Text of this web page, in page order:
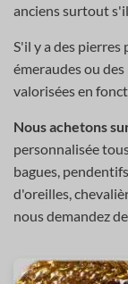
anciens surtout
S'il y a des pierres
émeraudes ou
valorisées en
Nous achetons
personnalisée
bagues,
d'oreilles,
nous demandez